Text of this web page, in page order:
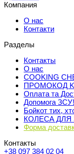
Компания
О нас
Контакти
Разделы
Контакты
О нас
COOKING
ПРОМОКОД
Оплата та
Допомога ЗСУ!
Бойкот тих,
КОЛЕСА ДЛЯ
Форма
Контакты
+38 097 384 02 04